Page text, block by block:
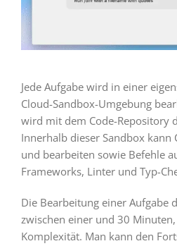
Jede Aufgabe wird in einer
Cloud-Sandbox-Umgebung
wird mit dem Code-Repository
Innerhalb dieser Sandbox kann
und bearbeiten sowie Befehle
Frameworks, Linter und Typ-
Die Bearbeitung einer Aufgabe
zwischen einer und 30
Komplexität. Man kann den